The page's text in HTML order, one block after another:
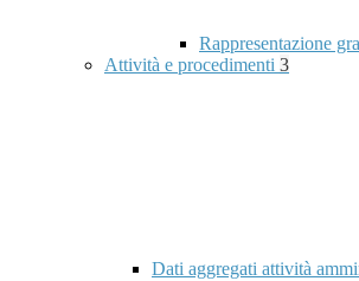
Rappresentazione
Attività e procedimenti 3
Dati aggregati attività